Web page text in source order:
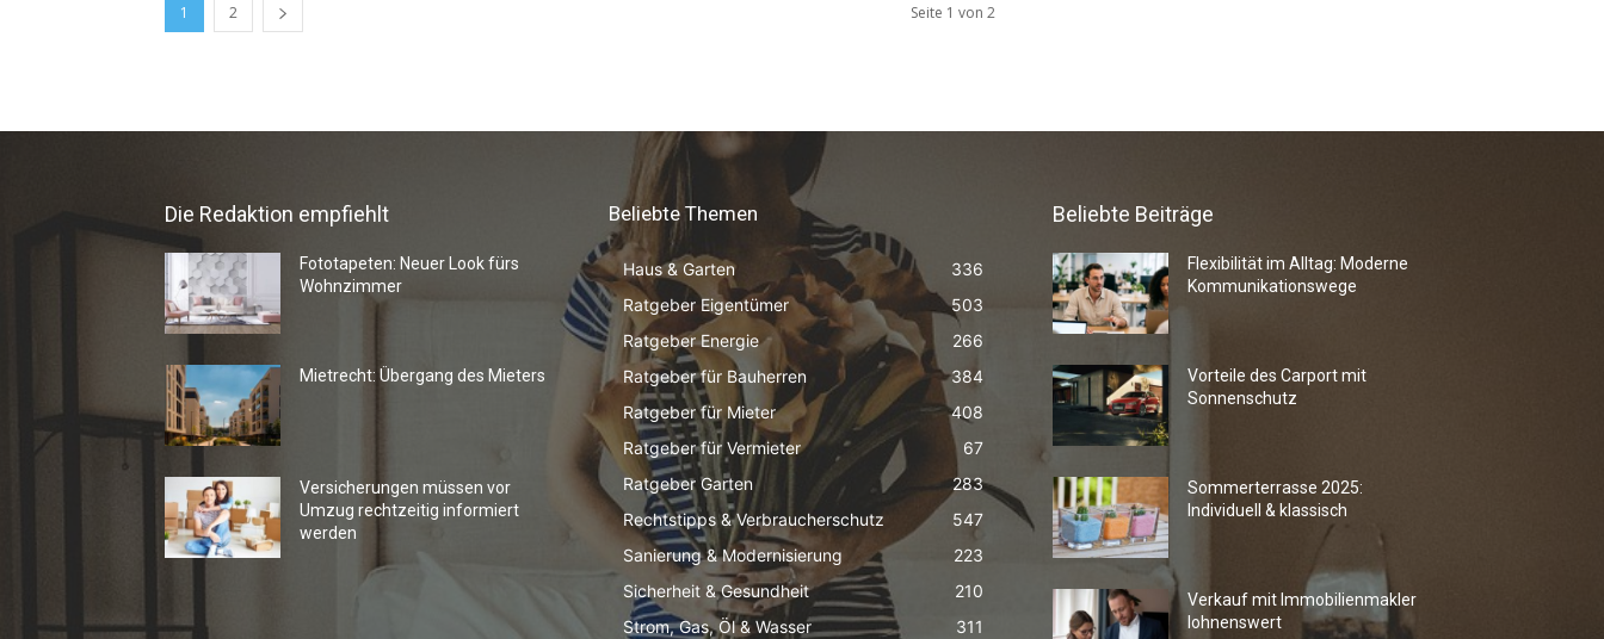
1 2 Seite 1 von 2
Die Redaktion empfiehlt
Fototapeten: Neuer Look fürs
Wohnzimmer
Mietrecht: Übergang des Mieters
Versicherungen müssen vor
Umzug rechtzeitig informiert
werden
Beliebte Themen
Haus & Garten
336
Ratgeber Eigentümer
503
Ratgeber Energie
266
Ratgeber für Bauherren
384
Ratgeber für Mieter
408
Ratgeber für Vermieter
67
Ratgeber Garten
283
Rechtstipps & Verbraucherschutz
547
Sanierung & Modernisierung
223
Sicherheit & Gesundheit
210
Strom, Gas, Öl & Wasser
311
Beliebte Beiträge
Flexibilität im Alltag: Moderne
Kommunikationswege
Vorteile des Carport mit
Sonnenschutz
Sommerterrasse 2025:
Individuell & klassisch
Verkauf mit Immobilienmakler
lohnenswert